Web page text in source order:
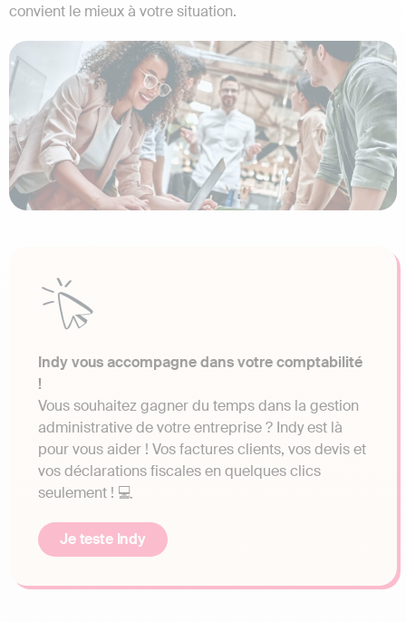
convient le mieux à votre situation.
Indy vous accompagne dans votre comptabilité
!
Vous souhaitez gagner du temps dans la gestion
administrative de votre entreprise ? Indy est là
pour vous aider ! Vos factures clients, vos devis et
vos déclarations fiscales en quelques clics
seulement ! 💻
Je teste Indy